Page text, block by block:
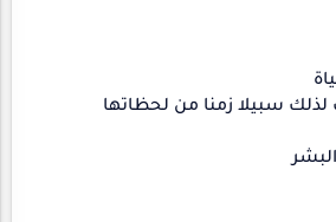
سبيلا زمنا من لحظاتها